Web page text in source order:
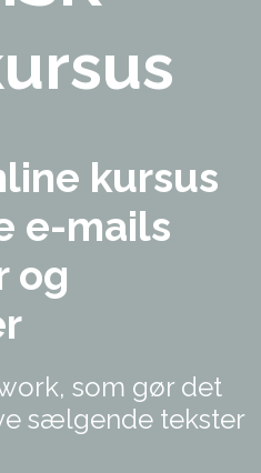
kursus
e-mails
og
som gør det
sælgende tekster